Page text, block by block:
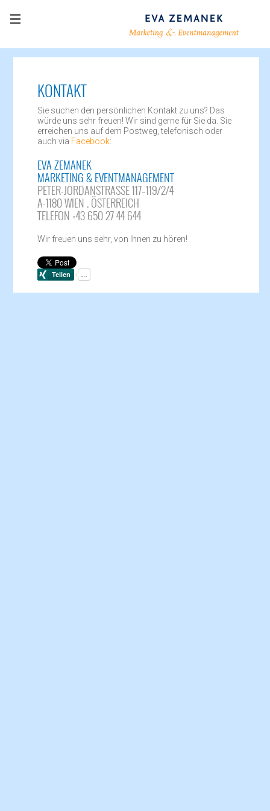
KONTAKT
Sie suchen den persönlichen Kontakt zu uns? Das
würde uns sehr freuen! Wir sind gerne für Sie da. Sie
erreichen uns auf dem Postweg, telefonisch oder
auch via Facebook:
EVA ZEMANEK
MARKETING & EVENTMANAGEMENT
PETER-JORDANSTRASSE 117–119/2/4
A-1180 WIEN . ÖSTERREICH
TELEFON +43 650 27 44 644
Wir freuen uns sehr, von Ihnen zu hören!